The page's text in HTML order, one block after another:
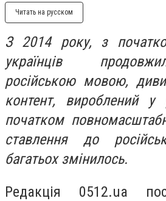
Читать на русском
З 2014 року, з
українців
російською мовою,
контент, вироблений у
початком
ставлення до
багатьох змінилось.
Редакція 0512.ua